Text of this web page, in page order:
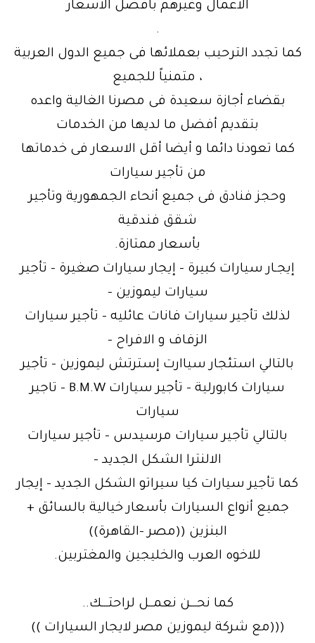
الاعمال وغيرهم بافضل الاسعار
.
كما تجدد الترحيب بعملائها فى جميع الدول العربية
، متمنياً للجميع
بقضاء أجازة سعيدة فى مصرنا الغالية واعده
بتقديم أفضل ما لديها من الخدمات
كما تعودنا دائما و أيضا أقل الاسعار فى خدماتها
من تأجير سيارات
وحجز فنادق فى جميع أنحاء الجمهورية وتأجير
شقق فندقية
بأسعار ممتازة.
إيجـار سيارات كبيرة – إيجار سيارات صغيرة – تأجير
سيارات ليموزين –
لذلك تأجير سيارات فانات عائليه – تأجير سيارات
الزفاف و الافراح –
بالتالي استئجار سياارت إسترتش ليموزين – تأجير
سيارات كابورلية – تأجير سيارات B.M.W – تاجير
سيارات
بالتالي تأجير سيارات مرسيدس – تأجير سيارات
الالنترا الشكل الجديد –
كما تأجير سيارات كيا سيراتو الشكل الجديد – إيجار
جميع أنواع السيارات بأسعار خيالية بالسائق +
البنزين ((مصر –القاهرة))
للاخوه العرب والخليجين والمغتربين.
كما نحـــن نعمــل لراحتـــك..
(((مع شركة ليموزين مصر لايجار السيارات ))